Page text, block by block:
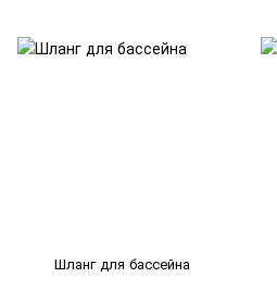
Шланг для бассейна